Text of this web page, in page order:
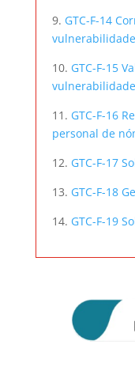
9. GTC-F-14
10. GTC-F-15
11. GTC-F-16
personal de
12. GTC-F-17
13. GTC-F-18
14. GTC-F-19